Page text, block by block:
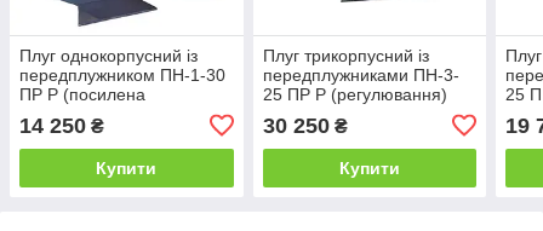
Плуг однокорпусний із
передплужником ПН-1-30
ПР Р (посилена
14 250 ₴
Купити
Плуг трикорпусний із
передплужниками ПН-3-
25 ПР Р (регулювання)
30 250₴
Купити
25
19